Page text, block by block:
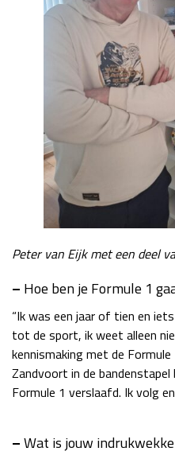
Race
GP QATAR 2026
Kwalificatie
Kwalificatie
Peter van Eijk met een deel
– Hoe ben je Formule 1
“Ik was een jaar of tien en
tot de sport, ik weet alleen
kennismaking met de
Zandvoort in de bandenstapel
Formule 1 verslaafd. Ik volg
–Wat is jouw